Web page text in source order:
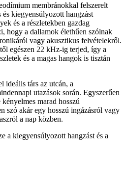
membránokkal felszerelt
kiegyensúlyozott hangzást
és a részletekben gazdag
hogy a dallamok élethűen szólnak
vagy akusztikus felvételekről.
egészen 22 kHz-ig terjed, így a
és a magas hangok is tisztán
ideális társ az utcán, a
utazások során. Egyszerűen
marad hosszú
szó akár egy hosszú ingázásról vagy
a nap közben.
a kiegyensúlyozott hangzást és a